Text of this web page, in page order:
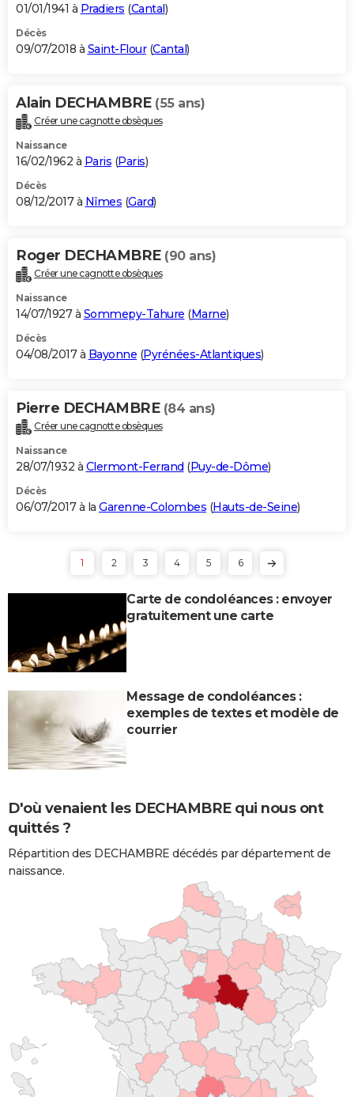
01/01/1941 à Pradiers (Cantal)
Décès
09/07/2018 à Saint-Flour(Cantal)
Alain DECHAMBRE (55 ans)
Créer une cagnotte obsèques
Naissance
16/02/1962 à Paris (Paris)
Décès
08/12/2017 à Nîmes (Gard)
Roger DECHAMBRE (90 ans)
Créer une cagnotte obsèques
Naissance
14/07/1927 à Sommepy-Tahure (Marne)
Décès
04/08/2017 à Bayonne (Pyrénées-Atlantiques)
Pierre DECHAMBRE (84 ans)
Créer une cagnotte obsèques
Naissance
28/07/1932 à Clermont-Ferrand (Puy-de-Dôme)
Décès
06/07/2017 à la Garenne-Colombes (Hauts-de-Seine)
1 2 3 4 5 6
Carte de condoléances : envoyer
gratuitement une carte
Message de condoléances :
exemples de textes et modèle de
courrier
D'où venaient les DECHAMBRE qui nous ont
quittés ?
Répartition des DECHAMBRE décédés par département de
naissance.